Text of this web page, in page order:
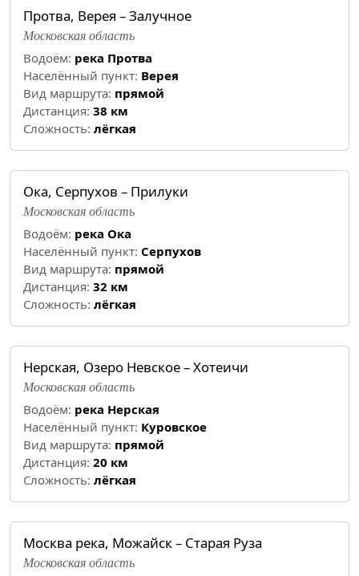
Протва, Верея – Залучное
Московская область
Водоём: река Протва
Населённый пункт: Верея
Вид маршрута: прямой
Дистанция: 38 км
Cложность: лёгкая
Ока, Серпухов – Прилуки
Московская область
Водоём: река Ока
Населённый пункт: Серпухов
Вид маршрута: прямой
Дистанция: 32 км
Cложность: лёгкая
Нерская, Озеро Невское – Хотеичи
Московская область
Водоём: река Нерская
Населённый пункт: Куровское
Вид маршрута: прямой
Дистанция: 20 км
Cложность: лёгкая
Москва река, Можайск – Старая Руза
Московская область